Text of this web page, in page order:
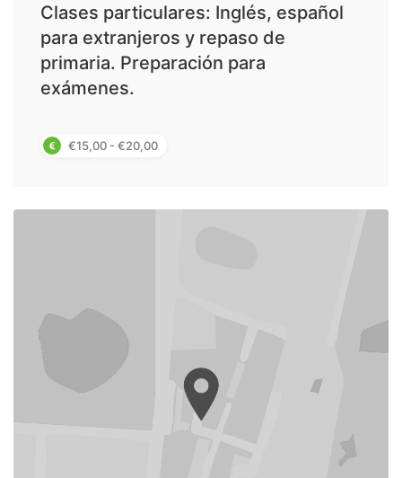
Clases particulares: Inglés, español
para extranjeros y repaso de
primaria. Preparación para
exámenes.
€15,00 - €20,00